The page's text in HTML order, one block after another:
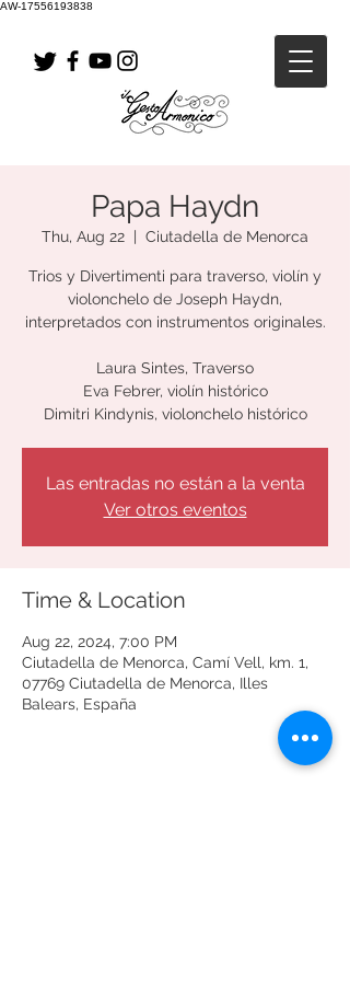
AW-17556193838
Papa Haydn
Thu, Aug 22
  |
Ciutadella de Menorca
Trios y Divertimenti para traverso, violín y
violonchelo de Joseph Haydn,
interpretados con instrumentos originales.
Laura Sintes, Traverso
Eva Febrer, violín histórico
Dimitri Kindynis, violonchelo histórico
Las entradas no están a la venta
Ver otros eventos
Time & Location
Aug 22, 2024, 7:00 PM
Ciutadella de Menorca, Camí Vell, km. 1,
07769 Ciutadella de Menorca, Illes
Balears, España